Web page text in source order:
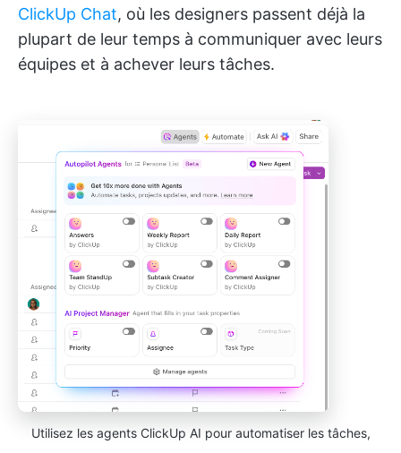
ClickUp Chat, où les designers passent déjà la
plupart de leur temps à communiquer avec leurs
équipes et à achever leurs tâches.
Utilisez les agents ClickUp AI pour automatiser les tâches,